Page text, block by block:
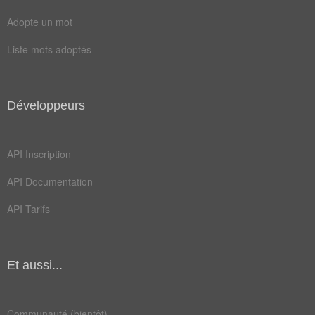
Adopte un mot
Liste mots adoptés
Développeurs
API Inscription
API Documentation
API Tarifs
Et aussi...